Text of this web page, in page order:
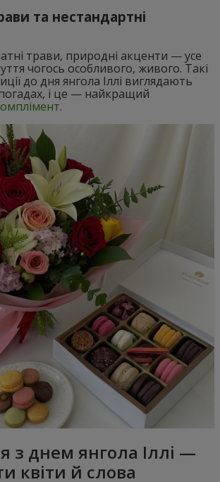
та нестандартні
трави, природні акценти — усе
чогось особливого, живого. Такі
до дня янгола Іллі виглядають
і це — найкращий
.
з днем янгола Іллі —
квіти й слова